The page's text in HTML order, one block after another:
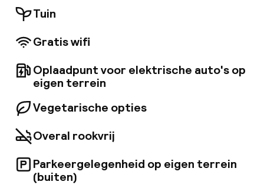
klimaatregeling en gratis WiFi.
Tuin
Gratis wifi
Oplaadpunt voor elektrische auto's op
eigen terrein
Vegetarische opties
Overal rookvrij
Parkeergelegenheid op eigen terrein
(buiten)